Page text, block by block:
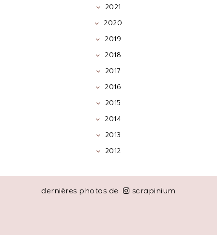
2021
2020
2019
2018
2017
2016
2015
2014
2013
2012
dernières photos de scrapinium